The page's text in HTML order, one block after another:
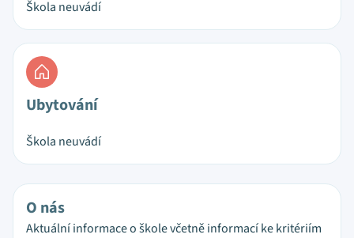
Škola neuvádí
Ubytování
Škola neuvádí
O nás
Aktuální informace o škole včetně informací ke kritériím